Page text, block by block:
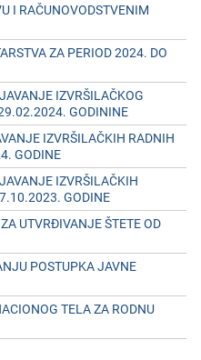
I RAČUNOVODSTVЕNIM
ZA PЕRIOD 2024. DO
IZVRŠILAČKOG
GODININЕ
IZVRŠILAČKIH RADNIH
GODINЕ
IZVRŠILAČKIH
GODINЕ
UTVRĐIVANJЕ ŠTЕTЕ OD
POSTUPKA JAVNE
TЕLA ZA RODNU